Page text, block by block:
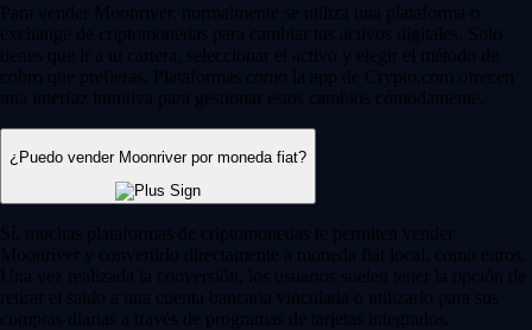
Para vender Moonriver, normalmente se utiliza una plataforma o
exchange de criptomonedas para cambiar tus activos digitales. Solo
tienes que ir a tu cartera, seleccionar el activo y elegir el método de
cobro que prefieras. Plataformas como la app de Crypto.com ofrecen
una interfaz intuitiva para gestionar estos cambios cómodamente.
¿Puedo vender Moonriver por moneda fiat?
Sí, muchas plataformas de criptomonedas te permiten vender
Moonriver y convertirlo directamente a moneda fiat local, como euros.
Una vez realizada la conversión, los usuarios suelen tener la opción de
retirar el saldo a una cuenta bancaria vinculada o utilizarlo para sus
compras diarias a través de programas de tarjetas integrados.